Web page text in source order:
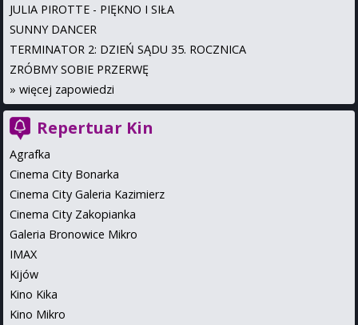
JULIA PIROTTE - PIĘKNO I SIŁA
SUNNY DANCER
TERMINATOR 2: DZIEŃ SĄDU 35. ROCZNICA
ZRÓBMY SOBIE PRZERWĘ
» więcej zapowiedzi
Repertuar Kin
Agrafka
Cinema City Bonarka
Cinema City Galeria Kazimierz
Cinema City Zakopianka
Galeria Bronowice Mikro
IMAX
Kijów
Kino Kika
Kino Mikro